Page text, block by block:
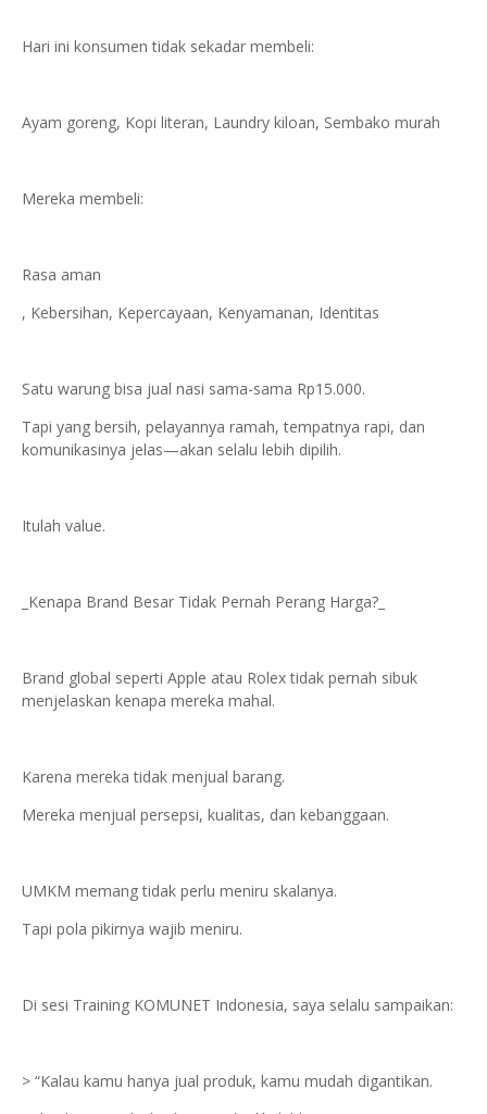
Hari ini konsumen tidak sekadar membeli:
Ayam goreng, Kopi literan, Laundry kiloan, Sembako murah
Mereka membeli:
Rasa aman
, Kebersihan, Kepercayaan, Kenyamanan, Identitas
Satu warung bisa jual nasi sama-sama Rp15.000.
Tapi yang bersih, pelayannya ramah, tempatnya rapi, dan
komunikasinya jelas—akan selalu lebih dipilih.
Itulah value.
_Kenapa Brand Besar Tidak Pernah Perang Harga?_
Brand global seperti Apple atau Rolex tidak pernah sibuk
menjelaskan kenapa mereka mahal.
Karena mereka tidak menjual barang.
Mereka menjual persepsi, kualitas, dan kebanggaan.
UMKM memang tidak perlu meniru skalanya.
Tapi pola pikirnya wajib meniru.
Di sesi Training KOMUNET Indonesia, saya selalu sampaikan:
> “Kalau kamu hanya jual produk, kamu mudah digantikan.